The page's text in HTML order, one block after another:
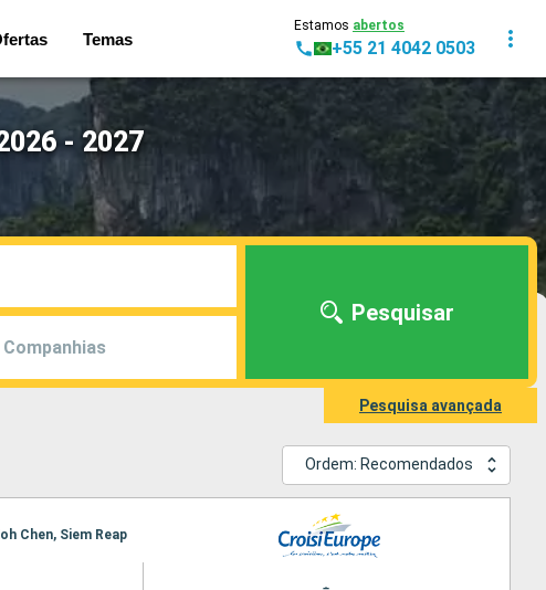
Temas
Estamos abertos
+55 21 4042 0503
- 2027
Companhias
Pesquisar
Pesquisa avançada
Ordem: Recomendados
Chen, Siem Reap